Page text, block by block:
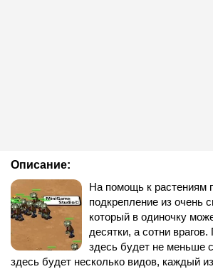
Описание:
На помощь к растениям
подкрепление из очень
который в одиночку
десятки, а сотни
здесь будет не меньше
здесь будет несколько видов, каждый